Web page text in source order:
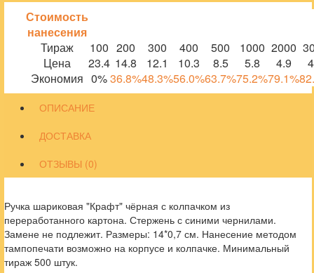
Стоимость
нанесения
Тираж
100 200 300 400 500 1000 2000
Цена
23.4 14.8 12.1 10.3 8.5 5.8 4.9
Экономия 0%36.8%48.3%56.0%63.7%75.2%79.1%
ОПИСАНИЕ
ДОСТАВКА
ОТЗЫВЫ (0)
Ручка шариковая "Крафт" чёрная с колпачком из
переработанного картона. Стержень с синими чернилами.
Замене не подлежит. Размеры: 14*0,7 см. Нанесение методом
тампопечати возможно на корпусе и колпачке. Минимальный
тираж 500 штук.